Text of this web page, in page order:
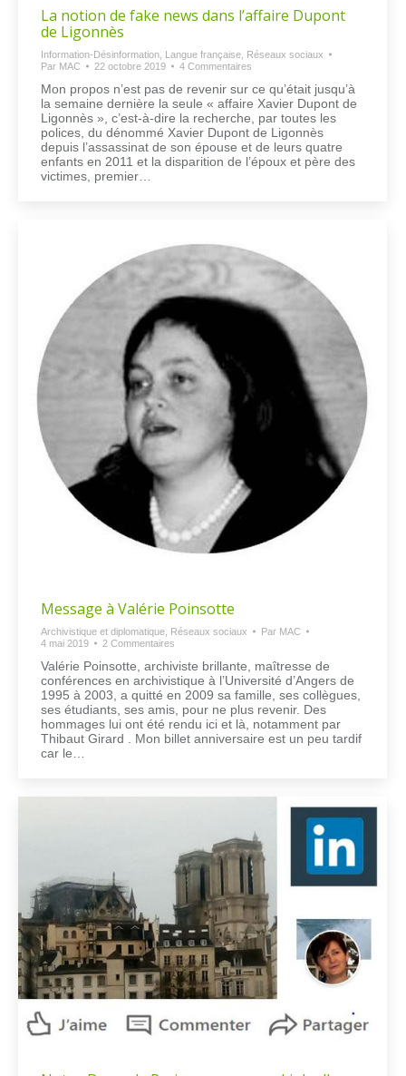
La notion de fake news dans l’affaire Dupont
de Ligonnès
Information-Désinformation Langue française Réseaux sociaux
Par MAC 22 octobre 2019 4 Commentaires
Mon propos n’est pas de revenir sur ce qu’était jusqu’à
la semaine dernière la seule « affaire Xavier Dupont de
Ligonnès », c’est-à-dire la recherche, par toutes les
polices, du dénommé Xavier Dupont de Ligonnès
depuis l’assassinat de son épouse et de leurs quatre
enfants en 2011 et la disparition de l’époux et père des
victimes, premier…
Message à Valérie Poinsotte
Archivistique et diplomatique Réseaux sociaux Par MAC
4 mai 2019
2 Commentaires
Valérie Poinsotte, archiviste brillante, maîtresse de
conférences en archivistique à l’Université d’Angers de
1995 à 2003, a quitté en 2009 sa famille, ses collègues,
ses étudiants, ses amis, pour ne plus revenir. Des
hommages lui ont été rendu ici et là, notamment par
Thibaut Girard . Mon billet anniversaire est un peu tardif
car le…